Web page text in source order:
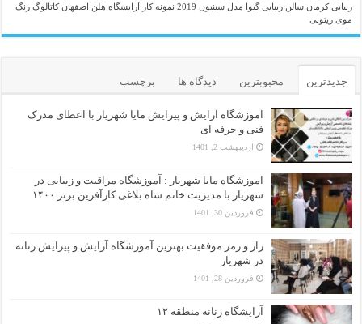
زیبایی کرمان سالن زیبایی گیوا مدل شینیون 2019 نمونه کار آرایشگاه هلن اصفهان کاتالوگ رنگ
موی زیتونی
جدیدترین محبوبترین دیدگاه ها برچسب
آموزشگاه آرایش و پیرایش مایا شهریار با اعطای مدرک
فنی و حرفه ای
اردیبهشت 2, 1401
اموزشگاه مایا شهریار : آموزشگاه مراقبت و زیبایی در
شهریار با مدیریت خانم شاه بلاغی کارآفرین برتر ۱۴۰۰
فروردین 30, 1401
راز و رمز موفقیت بهترین آموزشگاه آرایش و پیرایش زنانه
در شهریار
فروردین 28, 1401
آرایشگاه زنانه منطقه ۱۲